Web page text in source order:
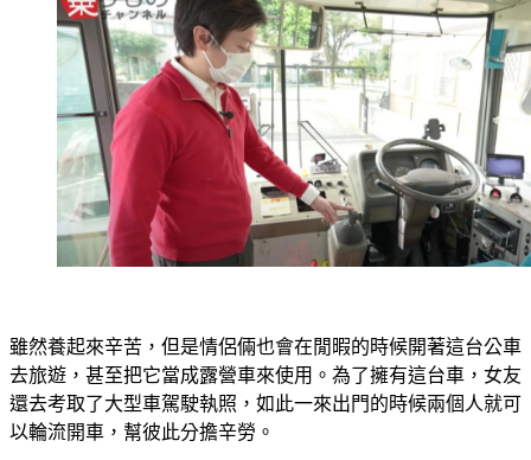
雖然養起來辛苦，但是情侶倆也會在閒暇的時候開著這台公車
去旅遊，甚至把它當成露營車來使用。為了擁有這台車，女友
還去考取了大型車駕駛執照，如此一來出門的時候兩個人就可